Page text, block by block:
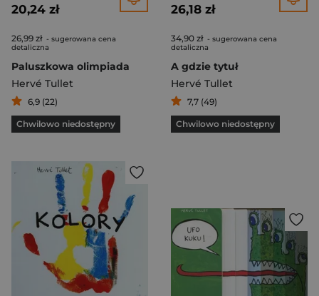
20,24 zł
26,99 zł - sugerowana cena
detaliczna
Paluszkowa olimpiada
Hervé Tullet
6,9 (22)
Chwilowo niedostępny
26,18 zł
34,90 zł - sugerowana cena
detaliczna
A gdzie tytuł
Hervé Tullet
7,7 (49)
Chwilowo niedostępny